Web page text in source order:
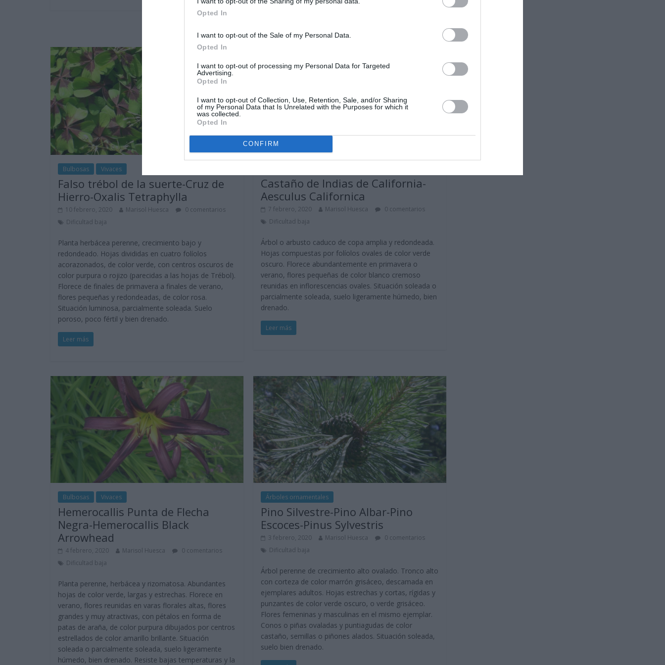
Opted In
I want to opt-out of the Sale of my Personal Data.
Opted In
I want to opt-out of processing my Personal Data for Targeted
Advertising.
Opted In
I want to opt-out of Collection, Use, Retention, Sale, and/or Sharing
of my Personal Data that Is Unrelated with the Purposes for which it
was collected.
Opted In
CONFIRM
Bulbosas Vivaces
Falso trébol de la suerte-Cruz de
Hierro-Oxalis Tetraphylla
10 febrero, 2020 Marisol Huesca
0 comentarios
Dificultad baja
Planta herbácea perenne, crecimiento bajo y
redondeado. Hojas divididas en cuatro folíolos
acorazonados, de color verde, con centros oscuros de
color purpura o rojizo (parecidas a las hojas de Trébol).
Florece de finales de primavera a finales de verano,
flores pequeñas y redondeadas, de color rosa.
Situación luminosa, parcialmente soleada. Suelo
poroso, poco fértil y bien drenado.
Leer más
Castaño de Indias de California-
Aesculus Californica
7 febrero, 2020 Marisol Huesca
0 comentarios
Dificultad baja
Árbol o arbusto caduco de copa amplia y redondeada.
Hojas compuestas por folíolos ovales de color verde
oscuro. Florece abundantemente en primavera o
verano, flores pequeñas de color blanco cremoso
reunidas en inflorescencias ovales. Situación soleada o
parcialmente soleada, suelo ligeramente húmedo, bien
drenado.
Leer más
Bulbosas Vivaces
Hemerocallis Punta de Flecha
Negra-Hemerocallis Black
Arrowhead
4 febrero, 2020 Marisol Huesca
0 comentarios
Dificultad baja
Planta perenne, herbácea y rizomatosa. Abundantes
hojas de color verde, largas y estrechas. Florece en
verano, flores reunidas en varas florales altas, flores
grandes y muy atractivas, con pétalos en forma de
patas de araña, de color purpura dibujados por centros
estrellados de color amarillo brillante. Situación
soleada o parcialmente soleada, suelo ligeramente
húmedo, bien drenado. Resiste bajas temperaturas y la
Árboles ornamentales
Pino Silvestre-Pino Albar-Pino
Escoces-Pinus Sylvestris
3 febrero, 2020 Marisol Huesca
0 comentarios
Dificultad baja
Árbol perenne de crecimiento alto ovalado. Tronco alto
con corteza de color marrón grisáceo, descamada en
ejemplares adultos. Hojas estrechas y cortas, rígidas y
punzantes de color verde oscuro, o verde grisáceo.
Flores femeninas y masculinas en el mismo ejemplar.
Conos o piñas ovaladas y puntiagudas de color
castaño, semillas o piñones alados. Situación soleada,
suelo bien drenado.